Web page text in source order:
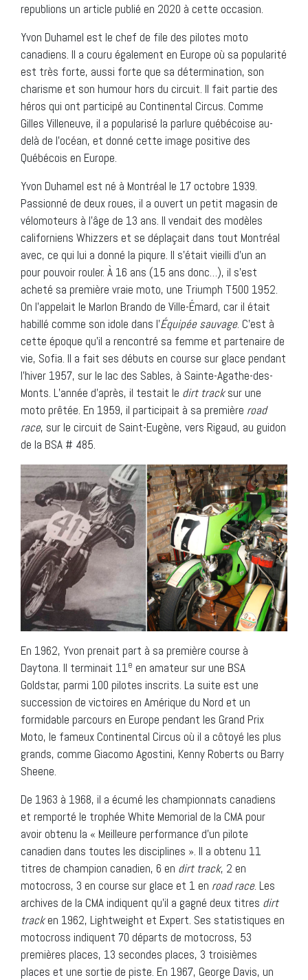
republions un article publié en 2020 à cette occasion.
Yvon Duhamel est le chef de file des pilotes moto
canadiens. Il a couru également en Europe où sa popularité
est très forte, aussi forte que sa détermination, son
charisme et son humour hors du circuit. Il fait partie des
héros qui ont participé au Continental Circus. Comme
Gilles Villeneuve, il a popularisé la parlure québécoise au-
delà de l’océan, et donné cette image positive des
Québécois en Europe.
Yvon Duhamel est né à Montréal le 17 octobre 1939.
Passionné de deux roues, il a ouvert un petit magasin de
vélomoteurs à l’âge de 13 ans. Il vendait des modèles
californiens Whizzers et se déplaçait dans tout Montréal
avec, ce qui lui a donné la piqure. Il s’était vieilli d’un an
pour pouvoir rouler. À 16 ans (15 ans donc…), il s’est
acheté sa première vraie moto, une Triumph T500 1952.
On l’appelait le Marlon Brando de Ville-Émard, car il était
habillé comme son idole dans l’Équipée sauvage. C’est à
cette époque qu’il a rencontré sa femme et partenaire de
vie, Sofia. Il a fait ses débuts en course sur glace pendant
l’hiver 1957, sur le lac des Sables, à Sainte-Agathe-des-
Monts. L’année d’après, il testait le dirt tracksur une
moto prêtée. En 1959, il participait à sa première road
race, sur le circuit de Saint-Eugène, vers Rigaud, au guidon
de la BSA # 485.
En 1962, Yvon prenait part à sa première course à
Daytona. Il terminait 11e en amateur sur une BSA
Goldstar, parmi 100 pilotes inscrits. La suite est une
succession de victoires en Amérique du Nord et un
formidable parcours en Europe pendant les Grand Prix
Moto, le fameux Continental Circus où il a côtoyé les plus
grands, comme Giacomo Agostini, Kenny Roberts ou Barry
Sheene.
De 1963 à 1968, il a écumé les championnats canadiens
et remporté le trophée White Memorial de la CMA pour
avoir obtenu la « Meilleure performance d’un pilote
canadien dans toutes les disciplines ». Il a obtenu 11
titres de champion canadien, 6 en dirt track, 2 en
motocross, 3 en course sur glace et 1 en road race. Les
archives de la CMA indiquent qu’il a gagné deux titres dirt
tracken 1962, Lightweight et Expert. Ses statistiques en
motocross indiquent 70 départs de motocross, 53
premières places, 13 secondes places, 3 troisièmes
places et une sortie de piste. En 1967, George Davis, un